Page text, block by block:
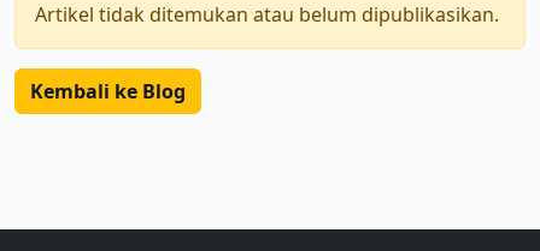
Artikel tidak ditemukan atau belum dipublikasikan.
Kembali ke Blog